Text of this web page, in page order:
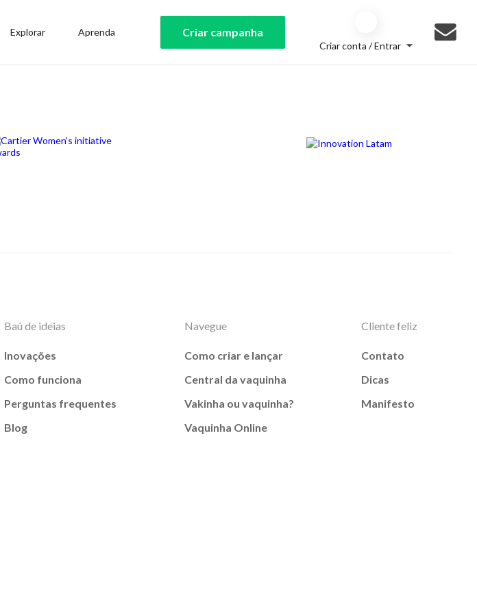
Explorar Aprenda Criar campanha
Criar conta / Entrar
Baú de ideias
Inovações
Como funciona
Perguntas frequentes
Blog
Navegue
Como criar e lançar
Central da vaquinha
Vakinha ou vaquinha?
Vaquinha Online
Cliente feliz
Contato
Dicas
Manifesto